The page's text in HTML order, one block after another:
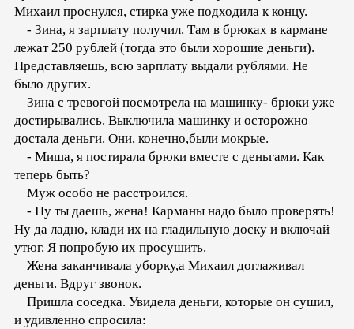
Михаил проснулся, стирка уже подходила к концу.
- Зина, я зарплату получил. Там в брюках в кармане
лежат 250 рублей (тогда это были хорошие деньги).
Представляешь, всю зарплату выдали рублями. Не
было других.
Зина с тревогой посмотрела на машинку- брюки уже
достирывались. Выключила машинку и осторожно
достала деньги. Они, конечно,были мокрые.
- Миша, я постирала брюки вместе с деньгами. Как
теперь быть?
Муж особо не расстроился.
- Ну ты даешь, жена! Карманы надо было проверять!
Ну да ладно, клади их на гладильную доску и включай
утюг. Я попробую их просушить.
Жена заканчивала уборку,а Михаил доглаживал
деньги. Вдруг звонок.
Пришла соседка. Увидела деньги, которые он сушил,
и удивленно спросила: